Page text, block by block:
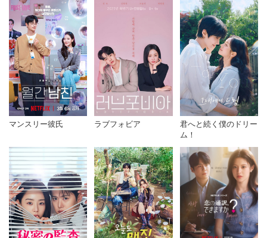
マンスリー彼氏 ラブフォビア
君へと続く僕のドリー
ム！